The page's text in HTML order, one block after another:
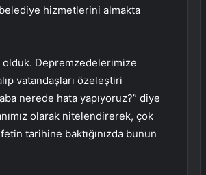
hizmetlerini almakta
olduk. Depremzedelerimize
vatandaşları özeleştiri
nerede hata yapıyoruz?” diye
olarak nitelendirerek, çok
tarihine baktığınızda bunun